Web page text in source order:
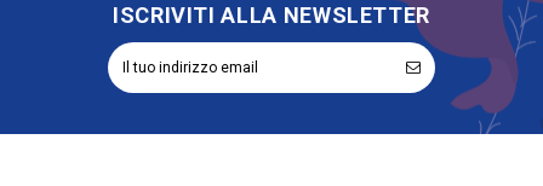
ISCRIVITI ALLA NEWSLETTER